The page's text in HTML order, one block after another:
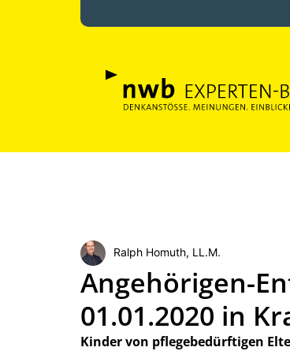
Ralph Homuth, LL.M.
Angehörigen-
01.01.2020 in
Kinder von pflegebedürftigen